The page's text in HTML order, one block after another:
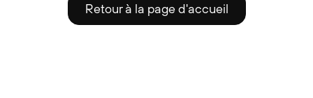
Retour à la page d'accueil